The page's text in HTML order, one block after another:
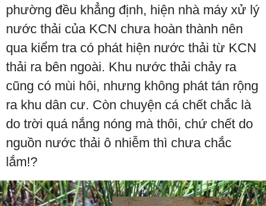
phường đều khẳng định, hiện nhà máy xử lý
nước thải của KCN chưa hoàn thành nên
qua kiểm tra có phát hiện nước thải từ KCN
thải ra bên ngoài. Khu nước thải chảy ra
cũng có mùi hôi, nhưng không phát tán rộng
ra khu dân cư. Còn chuyện cá chết chắc là
do trời quá nắng nóng mà thôi, chứ chết do
nguồn nước thải ô nhiễm thì chưa chắc
lắm!?